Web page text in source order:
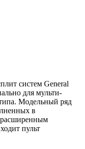
систем General
для мульти-
Модельный ряд
в
пульт